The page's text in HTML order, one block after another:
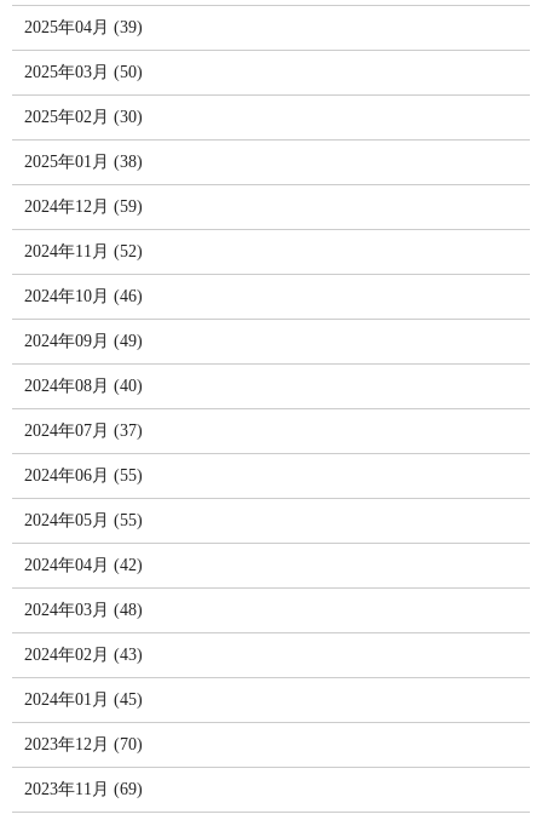
2025年04月 (39)
2025年03月 (50)
2025年02月 (30)
2025年01月 (38)
2024年12月 (59)
2024年11月 (52)
2024年10月 (46)
2024年09月 (49)
2024年08月 (40)
2024年07月 (37)
2024年06月 (55)
2024年05月 (55)
2024年04月 (42)
2024年03月 (48)
2024年02月 (43)
2024年01月 (45)
2023年12月 (70)
2023年11月 (69)